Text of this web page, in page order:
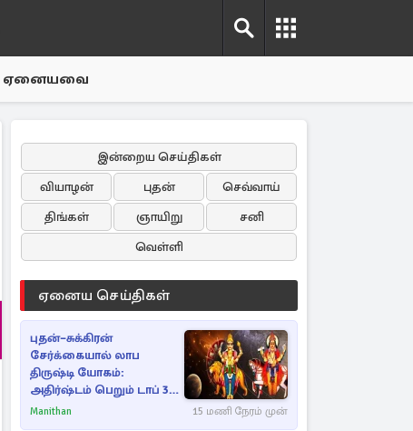
ஏனையவை
இன்றைய செய்திகள்
வியாழன்
புதன்
செவ்வாய்
திங்கள்
ஞாயிறு
சனி
வெள்ளி
ஏனைய செய்திகள்
புதன்–சுக்கிரன்
சேர்க்கையால் லாப
திருஷ்டி யோகம்:
அதிர்ஷ்டம் பெறும் டாப் 3
ராசிகள்!
Manithan 15 மணி நேரம் முன்